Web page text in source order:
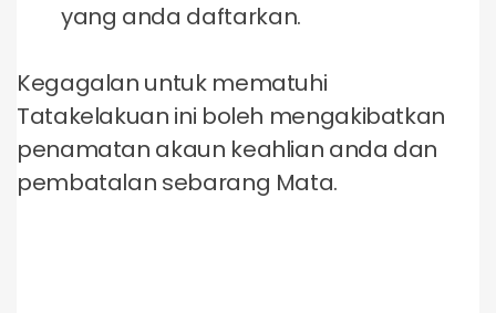
yang anda daftarkan.
Kegagalan untuk mematuhi
Tatakelakuan ini boleh mengakibatkan
penamatan akaun keahlian anda dan
pembatalan sebarang Mata.